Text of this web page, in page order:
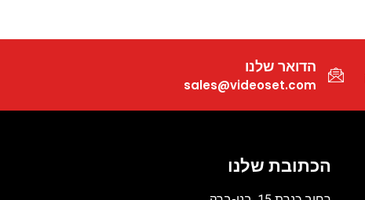
הדואר שלנו
sales@videoset.com
הכתובת שלנו